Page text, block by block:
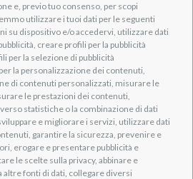
e, previo tuo consenso, per scopi
utilizzare i tuoi dati per le seguenti
su dispositivo e/o accedervi, utilizzare dati
creare profili per la pubblicità
per la selezione di pubblicità
la personalizzazione dei contenuti,
di contenuti personalizzati, misurare le
le prestazioni dei contenuti,
statistiche o la combinazione di dati
e migliorare i servizi, utilizzare dati
garantire la sicurezza, prevenire e
erogare e presentare pubblicità e
le scelte sulla privacy, abbinare e
fonti di dati, collegare diversi
della Zarga, 50
38015 TN, Italy
+39 0461 248211
IT01262500224
SDI: T04ZHR3
info@adeogroup.it
Adeo ProAV
Adeo HomeAV
Adeo Screen
Screen Research